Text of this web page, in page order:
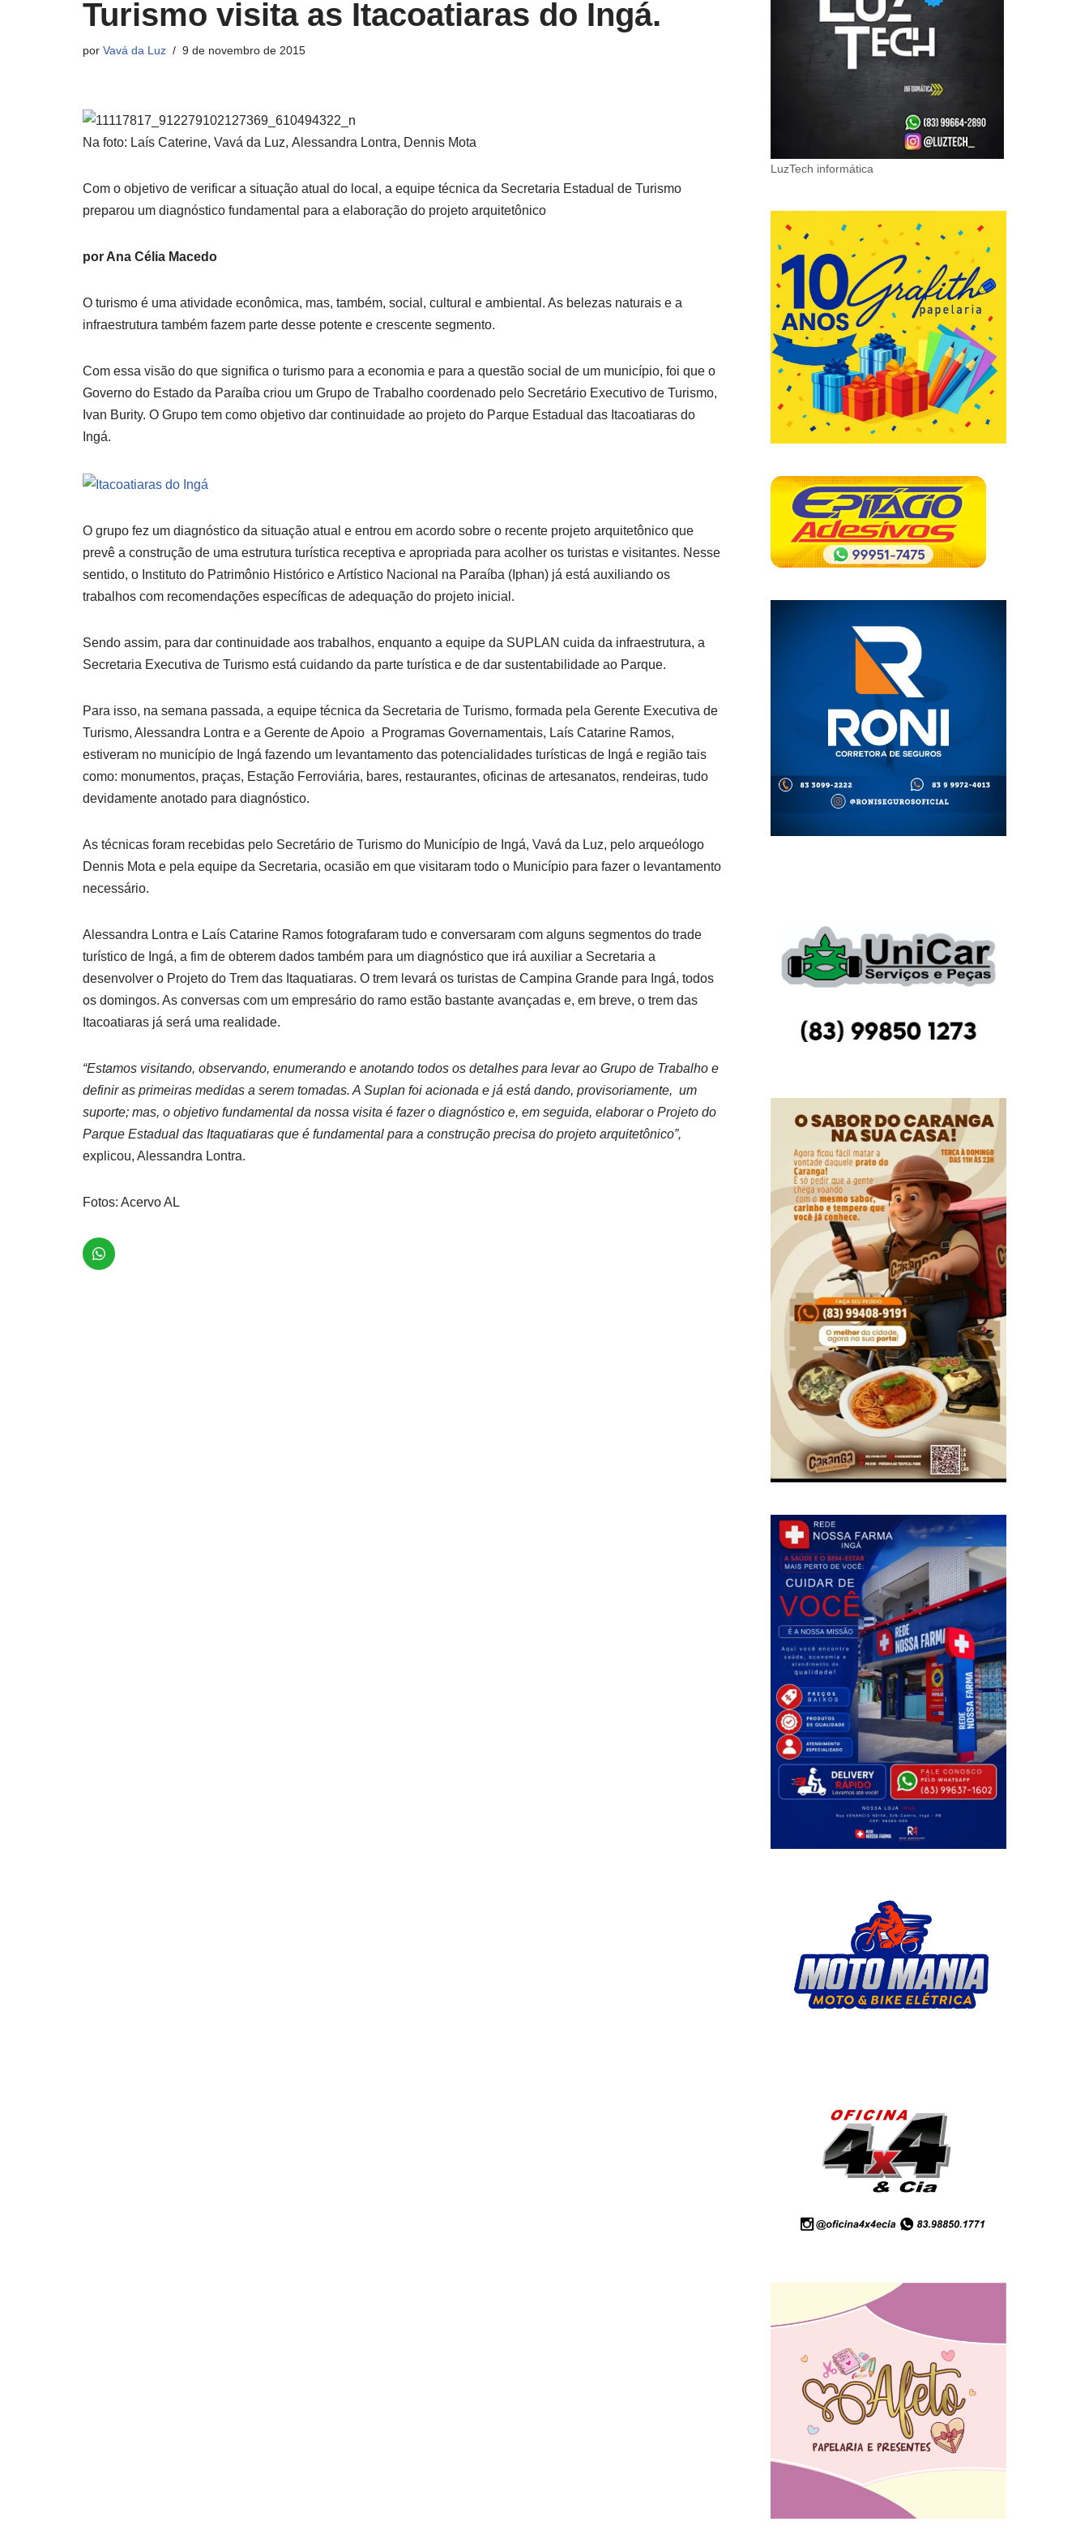
Turismo visita as Itacoatiaras do Ingá.
por Vavá da Luz 9 de novembro de 2015
Na foto: Laís Caterine, Vavá da Luz, Alessandra Lontra, Dennis Mota
Com o objetivo de verificar a situação atual do local, a equipe técnica da Secretaria Estadual de Turismo
preparou um diagnóstico fundamental para a elaboração do projeto arquitetônico
por Ana Célia Macedo
O turismo é uma atividade econômica, mas, também, social, cultural e ambiental. As belezas naturais e a
infraestrutura também fazem parte desse potente e crescente segmento.
Com essa visão do que significa o turismo para a economia e para a questão social de um município, foi que o
Governo do Estado da Paraíba criou um Grupo de Trabalho coordenado pelo Secretário Executivo de Turismo,
Ivan Burity. O Grupo tem como objetivo dar continuidade ao projeto do Parque Estadual das Itacoatiaras do
Ingá.
O grupo fez um diagnóstico da situação atual e entrou em acordo sobre o recente projeto arquitetônico que
prevê a construção de uma estrutura turística receptiva e apropriada para acolher os turistas e visitantes. Nesse
sentido, o Instituto do Patrimônio Histórico e Artístico Nacional na Paraíba (Iphan) já está auxiliando os
trabalhos com recomendações específicas de adequação do projeto inicial.
Sendo assim, para dar continuidade aos trabalhos, enquanto a equipe da SUPLAN cuida da infraestrutura, a
Secretaria Executiva de Turismo está cuidando da parte turística e de dar sustentabilidade ao Parque.
Para isso, na semana passada, a equipe técnica da Secretaria de Turismo, formada pela Gerente Executiva de
Turismo, Alessandra Lontra e a Gerente de Apoio a Programas Governamentais, Laís Catarine Ramos,
estiveram no município de Ingá fazendo um levantamento das potencialidades turísticas de Ingá e região tais
como: monumentos, praças, Estação Ferroviária, bares, restaurantes, oficinas de artesanatos, rendeiras, tudo
devidamente anotado para diagnóstico.
As técnicas foram recebidas pelo Secretário de Turismo do Município de Ingá, Vavá da Luz, pelo arqueólogo
Dennis Mota e pela equipe da Secretaria, ocasião em que visitaram todo o Município para fazer o levantamento
necessário.
Alessandra Lontra e Laís Catarine Ramos fotografaram tudo e conversaram com alguns segmentos do trade
turístico de Ingá, a fim de obterem dados também para um diagnóstico que irá auxiliar a Secretaria a
desenvolver o Projeto do Trem das Itaquatiaras. O trem levará os turistas de Campina Grande para Ingá, todos
os domingos. As conversas com um empresário do ramo estão bastante avançadas e, em breve, o trem das
Itacoatiaras já será uma realidade.
“Estamos visitando, observando, enumerando e anotando todos os detalhes para levar ao Grupo de Trabalho e
definir as primeiras medidas a serem tomadas. A Suplan foi acionada e já está dando, provisoriamente, um
suporte; mas, o objetivo fundamental da nossa visita é fazer o diagnóstico e, em seguida, elaborar o Projeto do
Parque Estadual das Itaquatiaras que é fundamental para a construção precisa do projeto arquitetônico”,
explicou, Alessandra Lontra.
Fotos: Acervo AL
LuzTech informática